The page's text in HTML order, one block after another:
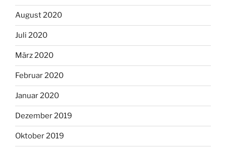
August 2020
Juli 2020
März 2020
Februar 2020
Januar 2020
Dezember 2019
Oktober 2019